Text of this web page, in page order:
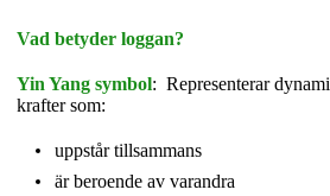
Vad betyder loggan?
Yin Yang symbol: Representerar
krafter som:
uppstår tillsammans
är beroende av varandra